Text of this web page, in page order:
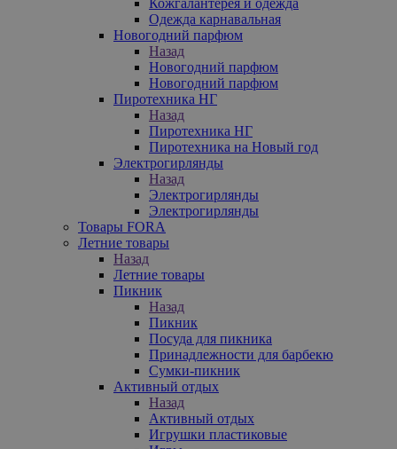
Одежда карнавальная
Новогодний парфюм
Назад
Новогодний парфюм
Новогодний парфюм
Пиротехника НГ
Назад
Пиротехника НГ
Пиротехника на Новый год
Электрогирлянды
Назад
Электрогирлянды
Электрогирлянды
Товары FORA
Летние товары
Назад
Летние товары
Пикник
Назад
Пикник
Посуда для пикника
Принадлежности для барбекю
Сумки-пикник
Активный отдых
Назад
Активный отдых
Игрушки пластиковые